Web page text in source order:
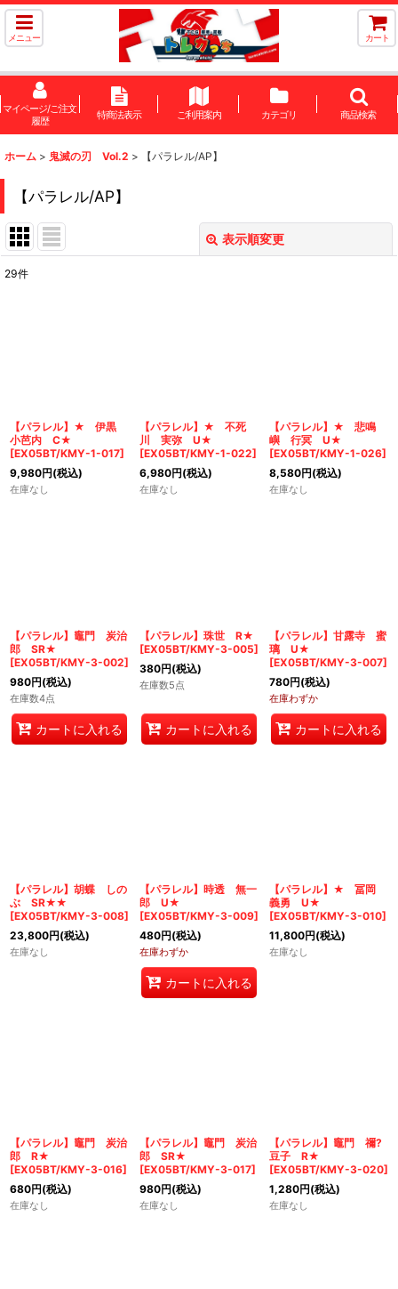
メニュー カート
マイページ/ご注文
履歴
特商法表示 ご利用案内 カテゴリ 商品検索
ホーム > 鬼滅の刃 Vol.2 > 【パラレル/AP】
【パラレル/AP】
表示順変更
絞り込む
29件
【パラレル】★ 伊黒
小芭内 C★
[EX05BT/KMY-1-017]
9,980円(税込)
在庫なし
【パラレル】★ 不死
川 実弥 U★
[EX05BT/KMY-1-022]
6,980円(税込)
在庫なし
【パラレル】★ 悲鳴
嶼 行冥 U★
[EX05BT/KMY-1-026]
8,580円(税込)
在庫なし
【パラレル】竈門 炭治
郎 SR★
[EX05BT/KMY-3-002]
980円(税込)
在庫数4点
カートに入れる
【パラレル】珠世 R★
[EX05BT/KMY-3-005]
380円(税込)
在庫数5点
カートに入れる
【パラレル】甘露寺 蜜
璃 U★
[EX05BT/KMY-3-007]
780円(税込)
在庫わずか
カートに入れる
【パラレル】胡蝶 しの
ぶ SR★★
[EX05BT/KMY-3-008]
23,800円(税込)
在庫なし
【パラレル】時透 無一
郎 U★
[EX05BT/KMY-3-009]
480円(税込)
在庫わずか
カートに入れる
【パラレル】★ 冨岡
義勇 U★
[EX05BT/KMY-3-010]
11,800円(税込)
在庫なし
【パラレル】竈門 炭治
郎 R★
[EX05BT/KMY-3-016]
680円(税込)
在庫なし
【パラレル】竈門 炭治
郎 SR★
[EX05BT/KMY-3-017]
980円(税込)
在庫なし
【パラレル】竈門 禰?
豆子 R★
[EX05BT/KMY-3-020]
1,280円(税込)
在庫なし